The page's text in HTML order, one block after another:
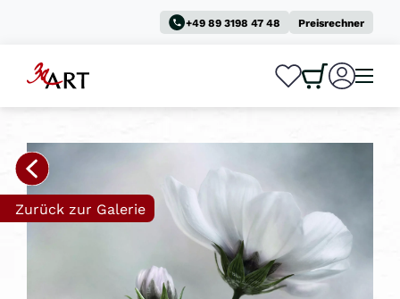
+49 89 3198 47 48 Preisrechner
0
Zurück zur Galerie